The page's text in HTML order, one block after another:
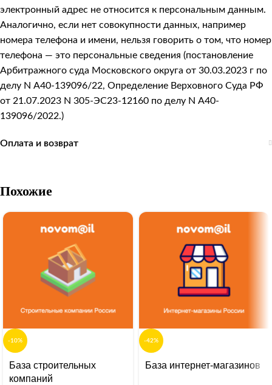
электронный адрес не относится к персональным данным.
Аналогично, если нет совокупности данных, например
номера телефона и имени, нельзя говорить о том, что номер
телефона — это персональные сведения (постановление
Арбитражного суда Московского округа от 30.03.2023 г по
делу N А40-139096/22, Определение Верховного Суда РФ
от 21.07.2023 N 305-ЭС23-12160 по делу N А40-
139096/2022.)
Оплата и возврат
Похожие
-10%
База строительных
компаний
-42%
База интернет-магазинов